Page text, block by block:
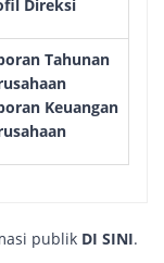
Direksi
Tahunan
Keuangan
publik DI SINI.